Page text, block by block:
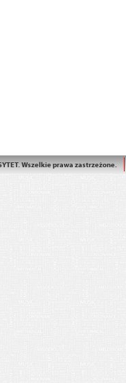
Wszelkie prawa zastrzeżone.